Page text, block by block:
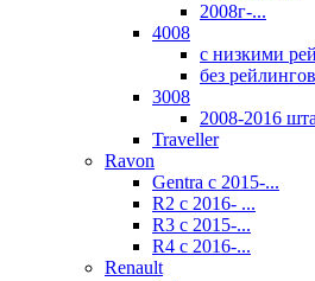
2008г-...
4008
с низкими
без
3008
2008-2016
Traveller
Ravon
Gentra с 2015-...
R2 с 2016- ...
R3 с 2015-...
R4 с 2016-...
Renault